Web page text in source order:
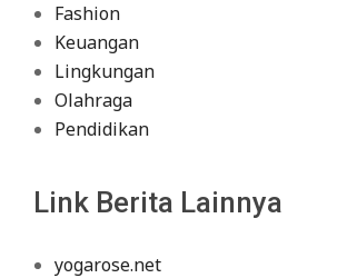
Fashion
Keuangan
Lingkungan
Olahraga
Pendidikan
Link Berita Lainnya
yogarose.net